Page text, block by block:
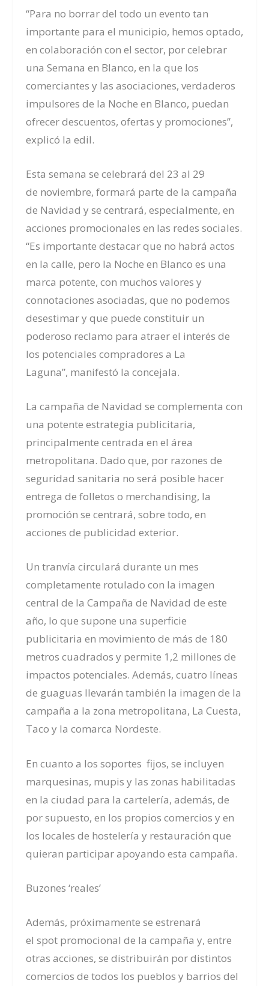
“Para no borrar del todo un evento tan
importante para el municipio, hemos optado,
en colaboración con el sector, por celebrar
una Semana en Blanco, en la que los
comerciantes y las asociaciones, verdaderos
impulsores de la Noche en Blanco, puedan
ofrecer descuentos, ofertas y promociones”,
explicó la edil.
Esta semana se celebrará del 23 al 29
de noviembre, formará parte de la campaña
de Navidad y se centrará, especialmente, en
acciones promocionales en las redes sociales.
“Es importante destacar que no habrá actos
en la calle, pero la Noche en Blanco es una
marca potente, con muchos valores y
connotaciones asociadas, que no podemos
desestimar y que puede constituir un
poderoso reclamo para atraer el interés de
los potenciales compradores a La
Laguna”, manifestó la concejala.
La campaña de Navidad se complementa con
una potente estrategia publicitaria,
principalmente centrada en el área
metropolitana. Dado que, por razones de
seguridad sanitaria no será posible hacer
entrega de folletos o merchandising, la
promoción se centrará, sobre todo, en
acciones de publicidad exterior.
Un tranvía circulará durante un mes
completamente rotulado con la imagen
central de la Campaña de Navidad de este
año, lo que supone una superficie
publicitaria en movimiento de más de 180
metros cuadrados y permite 1,2 millones de
impactos potenciales. Además, cuatro líneas
de guaguas llevarán también la imagen de la
campaña a la zona metropolitana, La Cuesta,
Taco y la comarca Nordeste.
En cuanto a los soportes fijos, se incluyen
marquesinas, mupis y las zonas habilitadas
en la ciudad para la cartelería, además, de
por supuesto, en los propios comercios y en
los locales de hostelería y restauración que
quieran participar apoyando esta campaña.
Buzones ‘reales’
Además, próximamente se estrenará
el spotpromocional de la campaña y, entre
otras acciones, se distribuirán por distintos
comercios de todos los pueblos y barrios del